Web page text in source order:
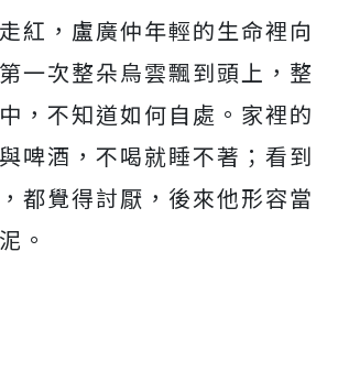
紅，盧廣仲年輕的生命裡向
一次整朵烏雲飄到頭上，整
，不知道如何自處。家裡的
啤酒，不喝就睡不著；看到
都覺得討厭，後來他形容當
。